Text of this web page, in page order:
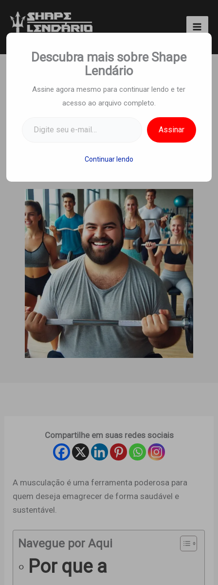
para
Musculação Emagrece?
Entenda Como
Potencializar Seus
Compartilhe em suas redes sociais
A musculação é uma ferramenta poderosa para
quem deseja emagrecer de forma saudável e
sustentável.
Navegue por Aqui
Por que a
Descubra mais sobre Shape
Lendário
Assine agora mesmo para continuar lendo e ter
acesso ao arquivo completo.
Assinar
Continuar lendo